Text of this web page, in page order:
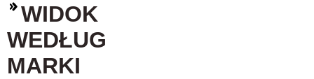
WIDOK
WEDŁUG
MARKI